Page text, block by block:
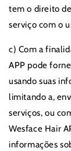
tem o direito
serviço com o
c) Com a
APP pode
usando suas
limitando a,
serviços, ou
Wesface Hair
informações